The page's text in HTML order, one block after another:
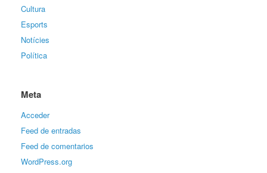
Cultura
Esports
Notícies
Política
Meta
Acceder
Feed de entradas
Feed de comentarios
WordPress.org